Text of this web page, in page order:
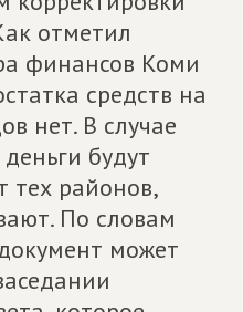
отметил
финансов Коми
средств на
нет. В случае
будут
тех районов,
По словам
может